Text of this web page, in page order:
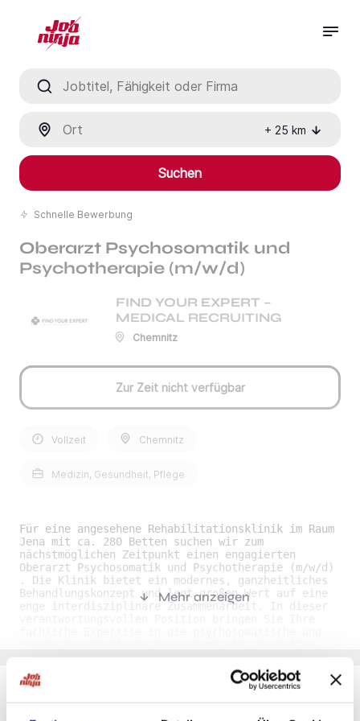
+ 25 km
Suchen
Schnelle Bewerbung
Oberarzt Psychosomatik und
Psychotherapie (m/w/d)
FIND YOUR EXPERT –
MEDICAL RECRUITING
Chemnitz
Zur Zeit nicht verfügbar
Vollzeit Chemnitz
Medizin, Gesundheit, Pflege
Für eine angesehene Rehabilitationsklinik im Raum
Jena mit ca. 280 Betten suchen wir zum
nächstmöglichen Zeitpunkt einen engagierten
Oberarzt Psychosomatik und Psychotherapie (m/w/d)
. Die Klinik bietet ein modernes, ganzheitliches
Behandlungskonzept und legt großen Wert auf eine
enge interdisziplinäre Zusammenarbeit. In dieser
therapeutische Prozesse aktiv mit und übernehmen
eine zentrale Rolle innerhalb des ärztlichen
Teams. Es erwartet Sie ein professionelles
Mehr anzeigen